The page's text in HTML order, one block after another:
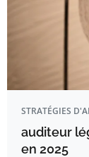
STRATÉGIES
auditeur
en 2025